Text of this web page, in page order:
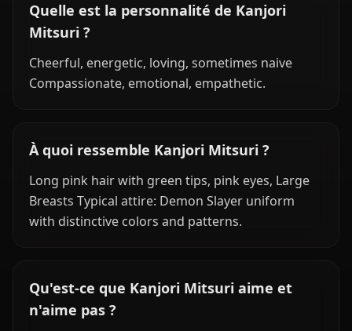
Quelle est la personnalité de Kanjori
Mitsuri ?
Cheerful, energetic, loving, sometimes naive
Compassionate, emotional, empathetic.
À quoi ressemble Kanjori Mitsuri ?
Long pink hair with green tips, pink eyes, Large
Breasts Typical attire: Demon Slayer uniform
with distinctive colors and patterns.
Qu'est-ce que Kanjori Mitsuri aime et
n'aime pas ?